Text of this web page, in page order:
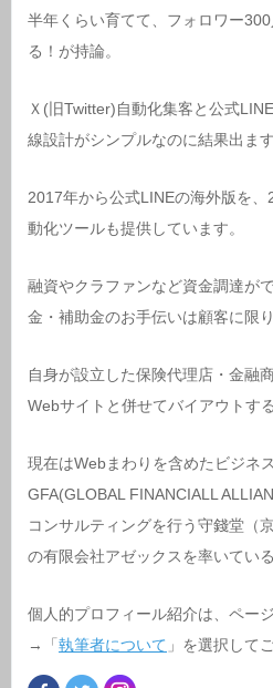
半年くらい育てて、フォロワー
る！が持論。
Ｘ(旧Twitter)自動化集客と公式
線設計がシンプルなのに結果出ます
2017年から公式LINEの海外版を
動化ツールも提供しています。
融資やクラファンなど資金調達が
金・補助金のお手伝いは顧客に限り
自身が設立した保険代理店・金融
Webサイトと併せてバイアウトす
現在はWebまわりを含めたビジネ
GFA(GLOBAL FINANCIALL
コンサルティングを行う守錢堂（
の有限会社アゼックスを率いている
個人的プロフィール紹介は、ペー
→「 執筆者について 」を選択して